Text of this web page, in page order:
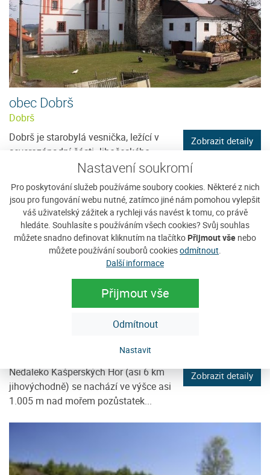
Nastavení soukromí
Pro poskytování služeb používáme soubory cookies. Některé z nich
jsou pro fungování webu nutné, zatímco jiné nám pomohou vylepšit
váš uživatelský zážitek a rychleji vás navést k tomu, co právě
hledáte. Souhlasíte s používáním všech cookies? Svůj souhlas
můžete snadno definovat kliknutím na tlačítko Přijmout vše nebo
můžete používání souborů cookiesodmítnout.
Další informace
Přijmout vše
Odmítnout
Nastavit
obec Dobrš
Dobrš
Dobrš je starobylá vesnička, ležící v
severozápadní části Jihočeského
kraje, v okrese Strakonice a...
Zobrazit detaily
Nedaleko Kašperských Hor (asi 6 km
jihovýchodně) se nachází ve výšce asi
1.005 m nad mořem pozůstatek...
Zobrazit detaily